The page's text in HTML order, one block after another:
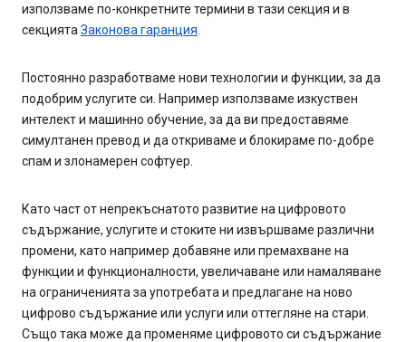
използваме по-конкретните термини в тази секция и в
секцията Законова гаранция
Постоянно разработваме нови технологии и функции, за да
подобрим услугите си. Например използваме изкуствен
интелект и машинно обучение, за да ви предоставяме
симултанен превод и да откриваме и блокираме по-добре
спам и злонамерен софтуер.
Като част от непрекъснатото развитие на цифровото
съдържание, услугите и стоките ни извършваме различни
промени, като например добавяне или премахване на
функции и функционалности, увеличаване или намаляване
на ограниченията за употребата и предлагане на ново
цифрово съдържание или услуги или оттегляне на стари.
Също така може да променяме цифровото си съдържание